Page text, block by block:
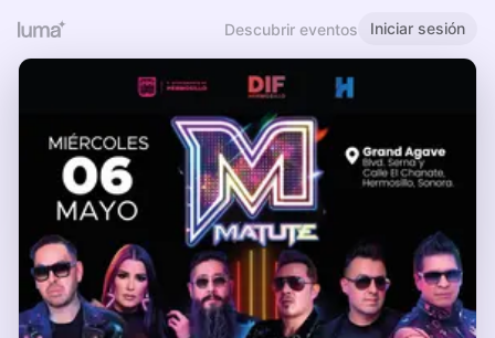
Descubrir eventos Iniciar sesión